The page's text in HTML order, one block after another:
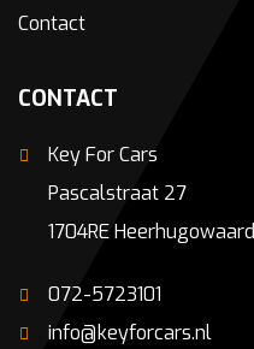
Contact
CONTACT
Key For Cars
Pascalstraat 27
1704RE Heerhugowaard
072-5723101
info@keyforcars.nl